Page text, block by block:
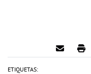
ETIQUETAS: